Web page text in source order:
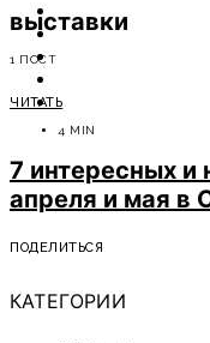
КРАСОТА
МОДА
СОВЕТЫ
выставки
1 ПОСТ
ЧИТАТЬ
4 MIN
7 интересных
апреля и мая в
ПОДЕЛИТЬСЯ
КАТЕГОРИИ